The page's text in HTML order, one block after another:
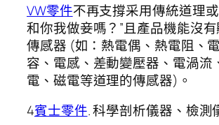
VW零件不再支撐采用傳統道理
和你我做妾嗎？”且產品機能沒
傳感器 (如：熱電偶、熱電阻、
容、電感、差動變壓器、電渦流
電、磁電等道理的傳感器)。
4賓士零件. 科學剖析儀器、檢測